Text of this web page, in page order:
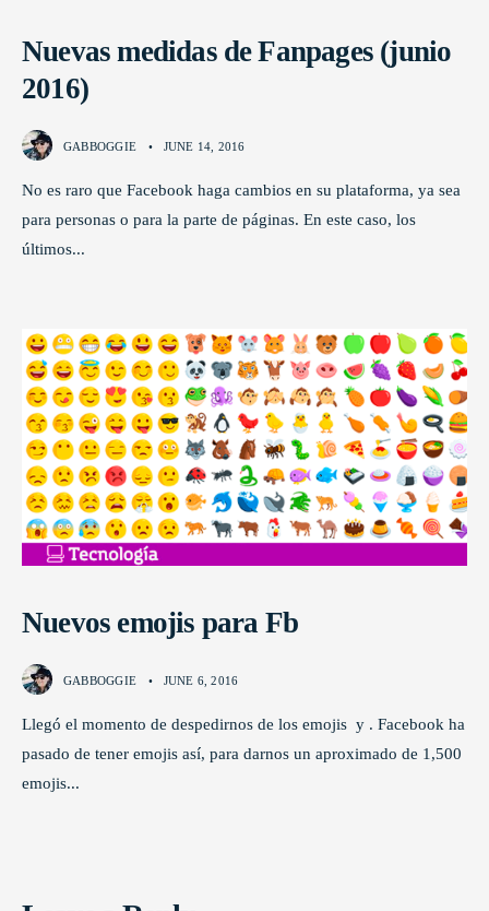
Nuevas medidas de Fanpages (junio
2016)
GABBOGGIE • JUNE 14, 2016
No es raro que Facebook haga cambios en su plataforma, ya sea
para personas o para la parte de páginas. En este caso, los
últimos...
Nuevos emojis para Fb
GABBOGGIE • JUNE 6, 2016
Llegó el momento de despedirnos de los emojis y . Facebook ha
pasado de tener emojis así, para darnos un aproximado de 1,500
emojis...